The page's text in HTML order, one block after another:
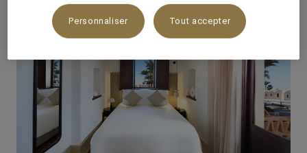
Personnaliser Tout accepter